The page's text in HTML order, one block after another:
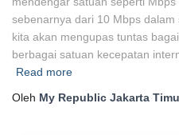
sebenarnya dari 10 Mbps dalam
kita akan mengupas tuntas
berbagai satuan kecepatan
Read more
Oleh My Republic Jakarta